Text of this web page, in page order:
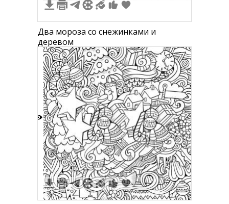
Два мороза со снежинками и
деревом
1